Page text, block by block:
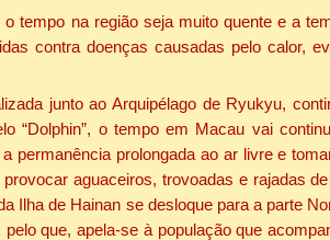
tempo na região seja muito quente e a
contra doenças causadas pelo calor,
junto ao Arquipélago de Ryukyu,
“Dolphin”, o tempo em Macau vai
permanência prolongada ao ar livre e
aguaceiros, trovoadas e rajadas
Ilha de Hainan se desloque para a parte
que, apela-se à população que